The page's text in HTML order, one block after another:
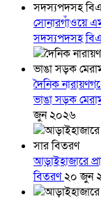
সোনারগাঁওয়ে
সদস্যপদসহ
দৈনিক
ভাঙা সড়ক
জুন ২০২৬
আড়াইহাজারে
বিতরণ২০ জুন